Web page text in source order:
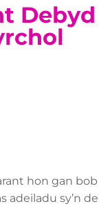
Debyd
hon gan bob
adeiladu sy’n